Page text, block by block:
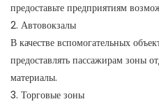
предоставьте предприятиям
2. Автовокзалы
В качестве вспомогательных
предоставлять пассажирам зоны
материалы.
3. Торговые зоны